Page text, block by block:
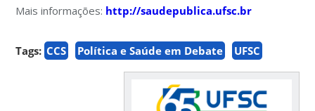
Mais informações: http://saudepublica.ufsc.br
Tags: CCS Política e Saúde em Debate UFSC